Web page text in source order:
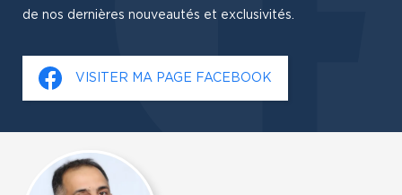
de nos dernières nouveautés et exclusivités.
VISITER MA PAGE FACEBOOK